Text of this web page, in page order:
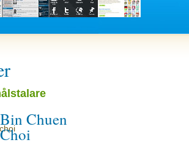
Bin Chuen
Choi